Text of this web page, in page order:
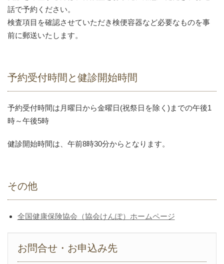
話で予約ください。
検査項目を確認させていただき検便容器など必要なものを事
前に郵送いたします。
予約受付時間と健診開始時間
予約受付時間は月曜日から金曜日(祝祭日を除く)までの午後1
時～午後5時
健診開始時間は、午前8時30分からとなります。
その他
全国健康保険協会（協会けんぽ）ホームページ
お問合せ・お申込み先